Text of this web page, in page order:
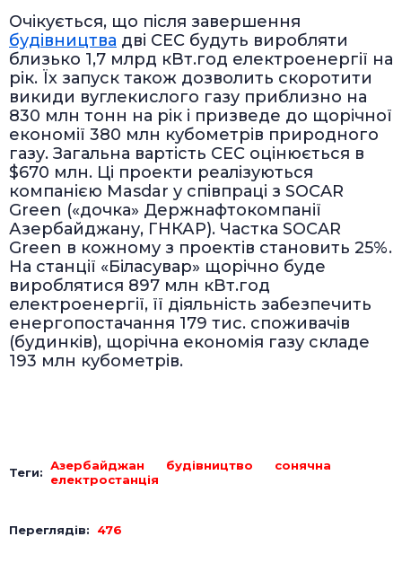
Очікується, що після завершення
будівництва дві СЕС будуть виробляти
близько 1,7 млрд кВт.год електроенергії на
рік. Їх запуск також дозволить скоротити
викиди вуглекислого газу приблизно на
830 млн тонн на рік і призведе до щорічної
економії 380 млн кубометрів природного
газу. Загальна вартість СЕС оцінюється в
$670 млн. Ці проекти реалізуються
компанією Masdar у співпраці з SOCAR
Green («дочка» Держнафтокомпанії
Азербайджану, ГНКАР). Частка SOCAR
Green в кожному з проектів становить 25%.
На станції «Біласувар» щорічно буде
вироблятися 897 млн кВт.год
електроенергії, її діяльність забезпечить
енергопостачання 179 тис. споживачів
(будинків), щорічна економія газу складе
193 млн кубометрів.
Теги: Азербайджан будівництво
сонячна
електростанція
Переглядів: 476